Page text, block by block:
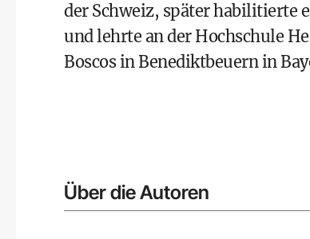
der Schweiz, später habilitierte
und lehrte an der Hochschule
Boscos in Benediktbeuern in
Über die Autoren